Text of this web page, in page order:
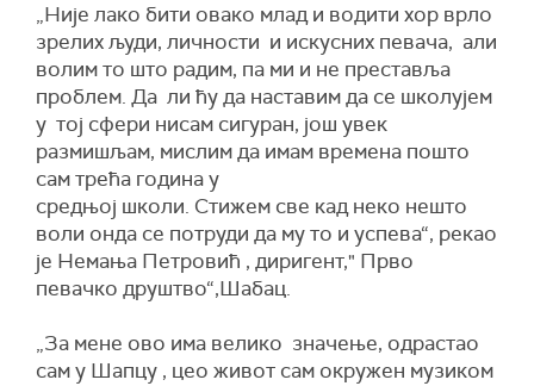
„Није лако бити овако млад и водити хор врло
зрелих људи, личности и искусних певача, али
волим то што радим, па ми и не преставља
проблем. Да ли ћу да наставим да се школујем
у тој сфери нисам сигуран, још увек
размишљам, мислим да имам времена пошто
сам трећа година у
средњој школи. Стижем све кад неко нешто
воли онда се потруди да му то и успева“, рекао
је Немања Петровић , диригент," Прво
певачко друштво“,Шабац.
„За мене ово има велико значење, одрастао
сам у Шапцу , цео живот сам окружен музиком